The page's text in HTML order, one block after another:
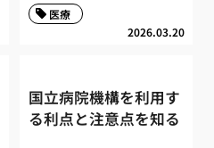
2026.03.20
医療
国立病院機構を利用す
る利点と注意点を知る